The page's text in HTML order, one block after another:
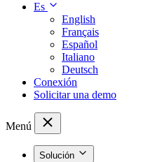
Es
English
Français
Español
Italiano
Deutsch
Conexión
Solicitar una demo
Menú
Solución